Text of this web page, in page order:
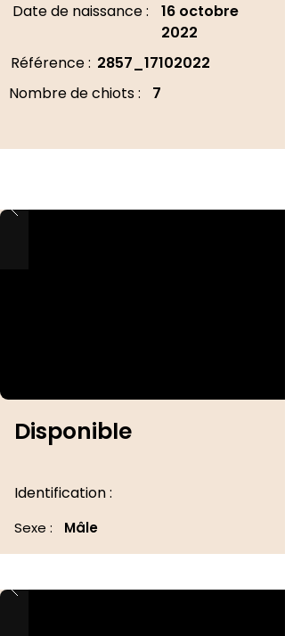
Date de naissance :
16 octobre
2022
Référence : 2857_17102022
Nombre de chiots :
7
Disponible
Identification :
Sexe : Mâle